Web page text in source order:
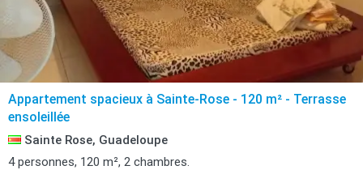
Appartement spacieux à Sainte-Rose - 120 m² - Terrasse
ensoleillée
Sainte Rose, Guadeloupe
4 personnes, 120 m², 2 chambres.